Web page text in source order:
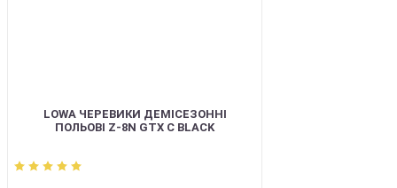
LOWA ЧЕРЕВИКИ ДЕМІСЕЗОННІ
ПОЛЬОВІ Z-8N GTX C BLACK